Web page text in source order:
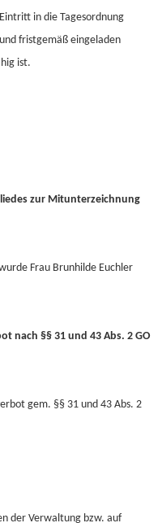
in die Tagesordnung
fristgemäß eingeladen
ist.
zur Mitunterzeichnung
Frau Brunhilde Euchler
nach §§ 31 und 43 Abs. 2 GO
gem. §§ 31 und 43 Abs. 2
der Verwaltung bzw. auf